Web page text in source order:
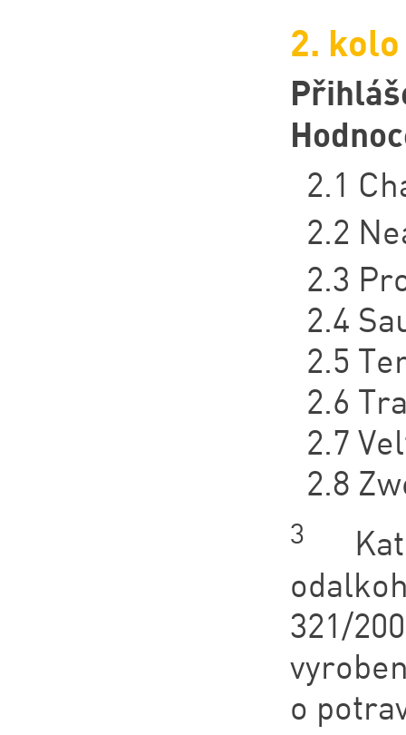
2. kolo
2.1
2.2
2.3
2.4
2.5
2.6
2.7
2.8
3
321/
o